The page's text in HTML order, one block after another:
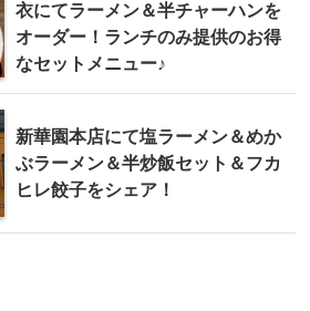
衣にてラーメン＆半チャーハンを
オーダー！ランチのみ提供のお得
なセットメニュー♪
新華園本店にて塩ラーメン＆めか
ぶラーメン＆半炒飯セット＆フカ
ヒレ餃子をシェア！